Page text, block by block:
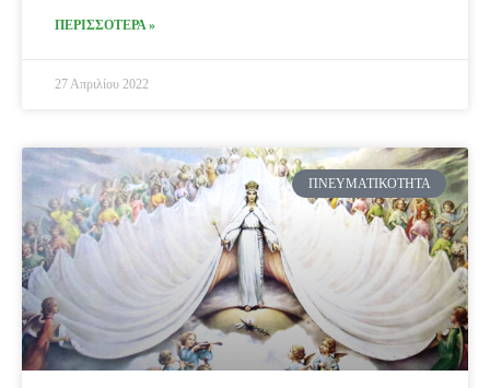
ΠΕΡΙΣΣΟΤΕΡΑ »
27 Απριλίου 2022
ΠΝΕΥΜΑΤΙΚΌΤΗΤΑ